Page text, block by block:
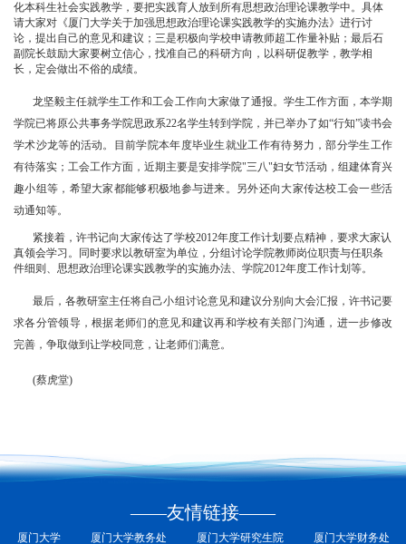
化本科生社会实践教学，要把实践育人放到所有思想政治理论课教学中。具体
请大家对《厦门大学关于加强思想政治理论课实践教学的实施办法》进行讨
论，提出自己的意见和建议；三是积极向学校申请教师超工作量补贴；最后石
副院长鼓励大家要树立信心，找准自己的科研方向，以科研促教学，教学相
长，定会做出不俗的成绩。
龙坚毅主任就学生工作和工会工作向大家做了通报。学生工作方面，本学期
学院已将原公共事务学院思政系22名学生转到学院，并已举办了如“行知”读书会
学术沙龙等的活动。目前学院本年度毕业生就业工作有待努力，部分学生工作
有待落实；工会工作方面，近期主要是安排学院"三八"妇女节活动，组建体育兴
趣小组等，希望大家都能够积极地参与进来。另外还向大家传达校工会一些活
动通知等。
紧接着，许书记向大家传达了学校2012年度工作计划要点精神，要求大家认
真领会学习。同时要求以教研室为单位，分组讨论学院教师岗位职责与任职条
件细则、思想政治理论课实践教学的实施办法、学院2012年度工作计划等。
最后，各教研室主任将自己小组讨论意见和建议分别向大会汇报，许书记要
求各分管领导，根据老师们的意见和建议再和学校有关部门沟通，进一步修改
完善，争取做到让学校同意，让老师们满意。
(蔡虎堂)
——友情链接——
厦门大学 厦门大学教务处 厦门大学研究生院 厦门大学财务处